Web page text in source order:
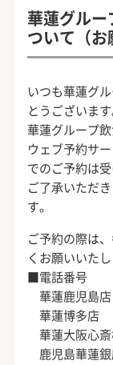
華蓮グルー
ついて（お
いつも華蓮グ
とうございます
華蓮グループ
ウェブ予約サ
でのご予約は
ご了承いただ
す。
ご予約の際は
くお願いいたし
■電話番号
華蓮鹿
華蓮博
華蓮大阪心
鹿児島華蓮